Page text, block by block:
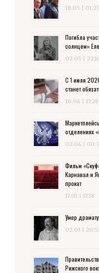
18.05 | 01:27
Погибла
солнцем»
02.05 |
С 1 июля
станет
16.04 | 17:28
отделениях
02.04 |
Фильм
Карнавал и
прокат
17.03 | 17:38
Умер
02.03 |
Рижского